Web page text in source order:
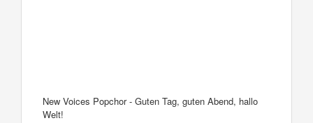
New Voices Popchor - Guten Tag, guten Abend, hallo
Welt!